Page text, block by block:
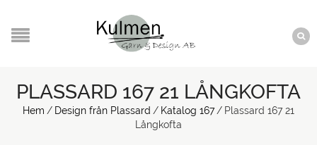
PLASSARD 167 21 LÅNGKOFTA
Hem / Design från Plassard / Katalog 167 / Plassard 167 21
Långkofta